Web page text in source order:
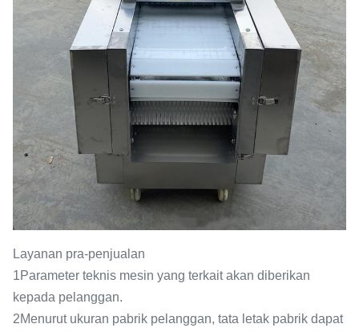
Layanan pra-penjualan
1Parameter teknis mesin yang terkait akan diberikan
kepada pelanggan.
2Menurut ukuran pabrik pelanggan, tata letak pabrik dapat